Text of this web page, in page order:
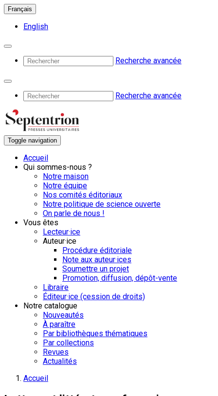
Français
English
Recherche avancée
Recherche avancée
Toggle navigation
Accueil
Qui sommes-nous ?
Notre maison
Notre équipe
Nos comités éditoriaux
Notre politique de science ouverte
On parle de nous !
Vous êtes
Lecteur·ice
Auteur·ice
Procédure éditoriale
Note aux auteur·ices
Soumettre un projet
Promotion, diffusion, dépôt-vente
Libraire
Éditeur·ice (cession de droits)
Notre catalogue
Nouveautés
À paraître
Par bibliothèques thématiques
Par collections
Revues
Actualités
Accueil